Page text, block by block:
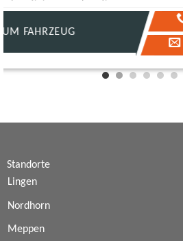
ZUM FAHRZEUG
Standorte
Lingen
Nordhorn
Meppen